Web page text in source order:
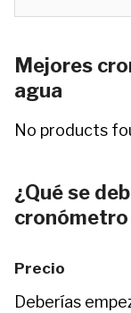
Mejores
agua
No products
¿Qué se
Precio
Deberías